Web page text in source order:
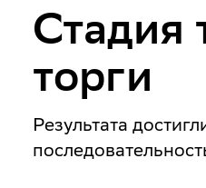
Стадия
торги
Результата